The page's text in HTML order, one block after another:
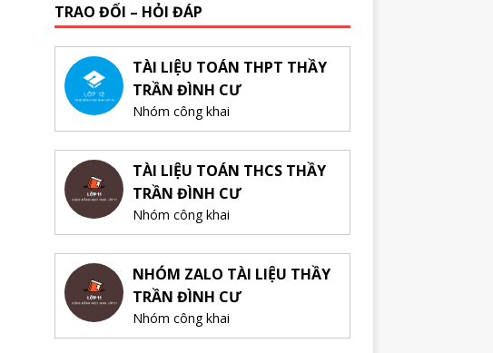
TRAO ĐỔI – HỎI ĐÁP
TÀI LIỆU TOÁN THPT THẦY
TRẦN ĐÌNH CƯ
Nhóm công khai
TÀI LIỆU TOÁN THCS THẦY
TRẦN ĐÌNH CƯ
Nhóm công khai
NHÓM ZALO TÀI LIỆU THẦY
TRẦN ĐÌNH CƯ
Nhóm công khai